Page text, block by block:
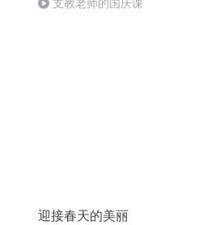
支教老师的国庆课
迎接春天的美丽